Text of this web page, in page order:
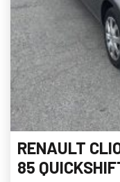
RENAULT
85